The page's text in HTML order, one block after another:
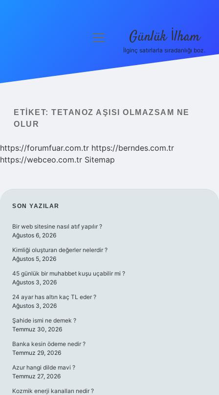
Yasal Uyarı
menüyü
Günlük İlham
İlginç satırlarla sıradanlığı boz.
ETIKET: TETANOZ AŞISI OLMAZSAM NE
OLUR
https://forumfuar.com.tr https://berndes.com.tr
https://webceo.com.tr Sitemap
SIDEBAR
SON YAZILAR
Bir web sitesine nasıl atıf yapılır ?
Ağustos 6, 2026
Kimliği oluşturan değerler nelerdir ?
Ağustos 5, 2026
45 günlük bir muhabbet kuşu uçabilir mi ?
Ağustos 3, 2026
24 ayar has altın kaç TL eder ?
Ağustos 3, 2026
Şahide ismi ne demek ?
Temmuz 30, 2026
Banka kesin ödeme nedir ?
Temmuz 29, 2026
Azur hangi dilde mavi ?
Temmuz 27, 2026
Kozmik enerji kanalları nedir ?